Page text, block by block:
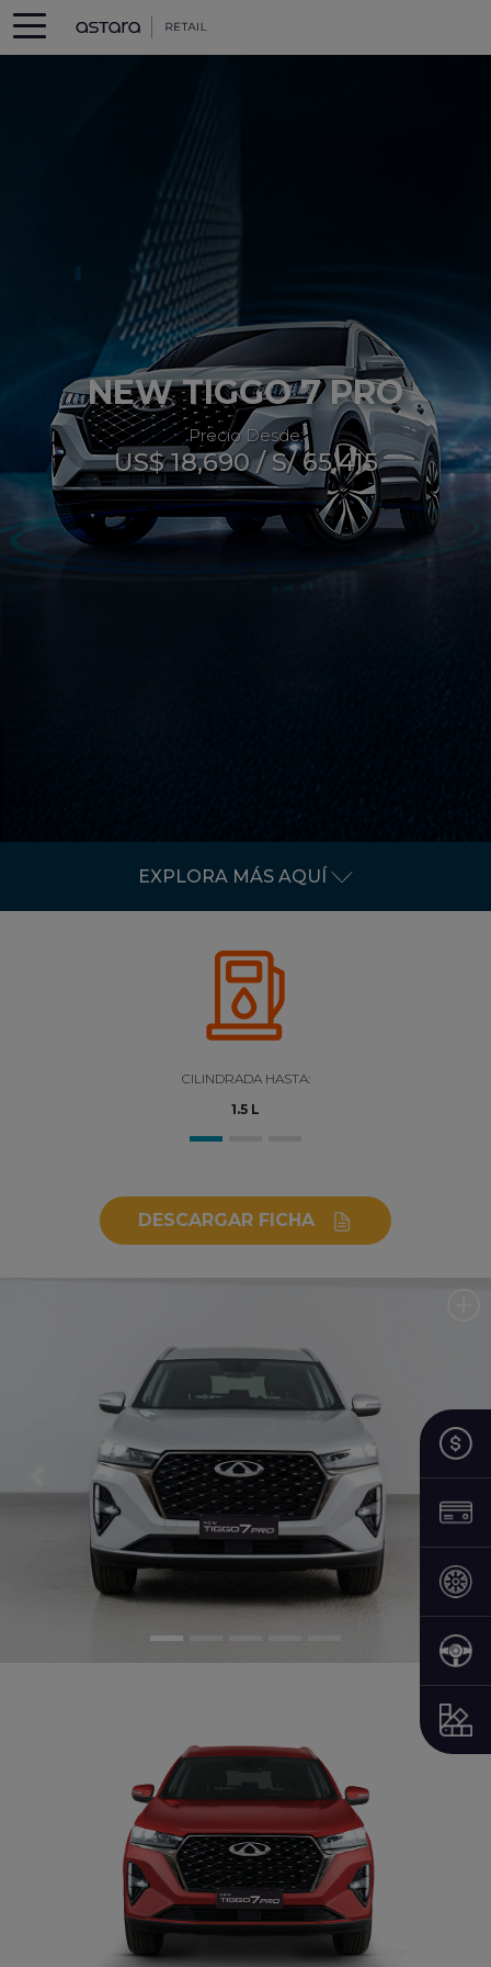
NEW TIGGO 7 PRO
Precio Desde:
US$ 18,690 / S/ 65,415
EXPLORA MÁS AQUÍ
RESERVAR
COTIZAR
EXTERIOR
INTERIOR
CILINDRADA HASTA:
1.5 L
DESCARGAR FICHA
Next